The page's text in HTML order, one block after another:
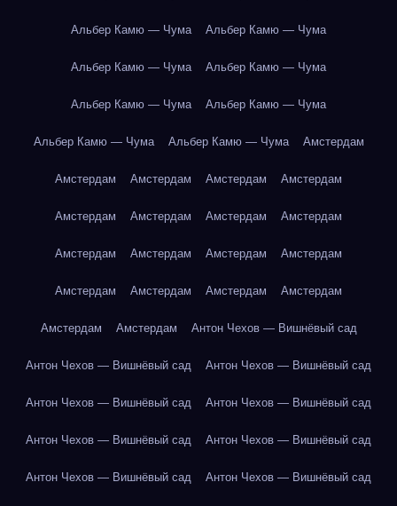
Альбер Камю — Чума Альбер Камю — Чума
Альбер Камю — Чума Альбер Камю — Чума
Альбер Камю — Чума Альбер Камю — Чума
Альбер Камю — Чума Альбер Камю — Чума Амстердам
Амстердам Амстердам Амстердам Амстердам
Амстердам Амстердам Амстердам Амстердам
Амстердам Амстердам Амстердам Амстердам
Амстердам Амстердам Амстердам Амстердам
Амстердам Амстердам Антон Чехов — Вишнёвый сад
Антон Чехов — Вишнёвый сад Антон Чехов — Вишнёвый сад
Антон Чехов — Вишнёвый сад Антон Чехов — Вишнёвый сад
Антон Чехов — Вишнёвый сад Антон Чехов — Вишнёвый сад
Антон Чехов — Вишнёвый сад Антон Чехов — Вишнёвый сад